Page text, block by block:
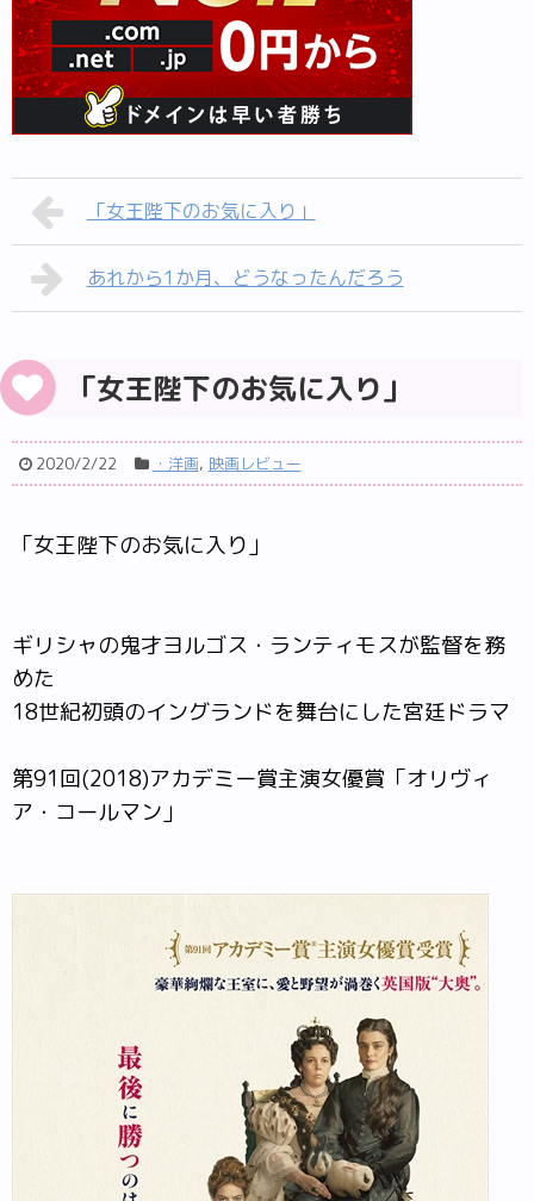
「女王陛下のお気に入り」
あれから1か月、どうなったんだろう
「女王陛下のお気に入り」
2020/2/22 ・洋画, 映画レビュー
「女王陛下のお気に入り」
ギリシャの鬼才ヨルゴス・ランティモスが監督を務
めた
18世紀初頭のイングランドを舞台にした宮廷ドラマ
第91回(2018)アカデミー賞主演女優賞「オリヴィ
ア・コールマン」